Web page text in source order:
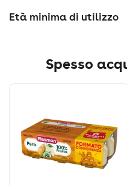
Età minima di utilizzo
Spesso